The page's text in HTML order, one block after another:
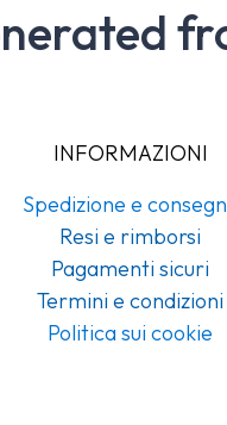
INFORMAZIONI
Spedizione e
Resi e rimborsi
Pagamenti sicuri
Termini e condizioni
Politica sui cookie